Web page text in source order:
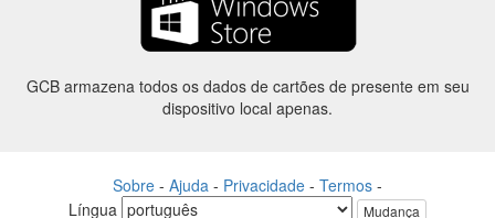
GCB armazena todos os dados de cartões de presente em seu
dispositivo local apenas.
Sobre - Ajuda - Privacidade - Termos -
Língua
Mudança